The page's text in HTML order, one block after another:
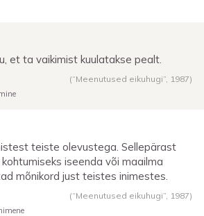
et ta vaikimist kuulatakse pealt.
(“Meenutused eikuhugi”, 1987)
teiste olevustega. Sellepärast
iseenda või maailma
mõnikord just teistes inimestes.
(“Meenutused eikuhugi”, 1987)